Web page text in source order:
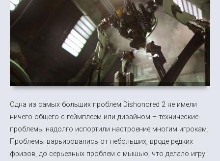
Одна из самых больших проблем Dishonored 2 не имели
ничего общего с геймплеем или дизайном – технические
проблемы надолго испортили настроение многим игрокам.
Проблемы варьировались от небольших, вроде редких
фризов, до серьезных проблем с мышью, что делало игру